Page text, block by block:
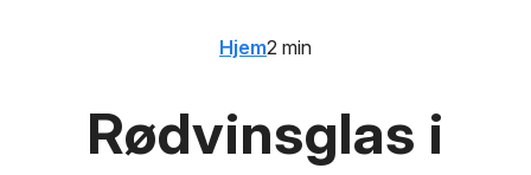
Rødvinsglas i
Hjem2 min